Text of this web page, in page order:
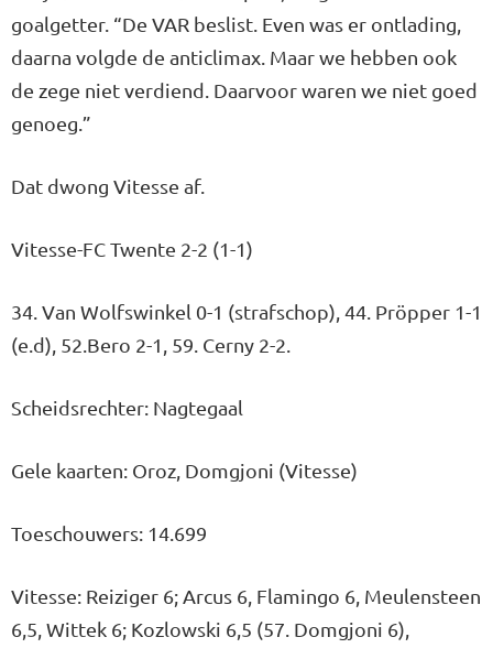
goalgetter. “De VAR beslist. Even was er ontlading,
daarna volgde de anticlimax. Maar we hebben ook
de zege niet verdiend. Daarvoor waren we niet goed
genoeg.”
Dat dwong Vitesse af.
Vitesse-FC Twente 2-2 (1-1)
34. Van Wolfswinkel 0-1 (strafschop), 44. Pröpper 1-1
(e.d), 52.Bero 2-1, 59. Cerny 2-2.
Scheidsrechter: Nagtegaal
Gele kaarten: Oroz, Domgjoni (Vitesse)
Toeschouwers: 14.699
Vitesse: Reiziger 6; Arcus 6, Flamingo 6, Meulensteen
6,5, Wittek 6; Kozlowski 6,5 (57. Domgjoni 6),